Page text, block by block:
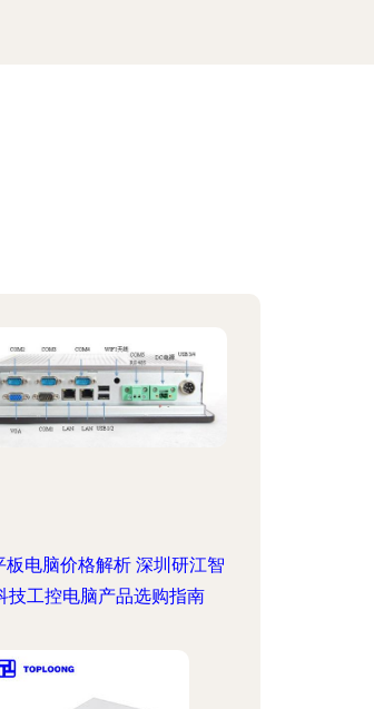
板电脑价格解析 深圳研江智
技工控电脑产品选购指南